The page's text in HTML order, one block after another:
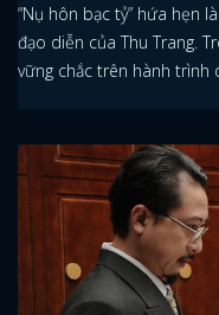
“Nụ hôn bạc tỷ” hứa hẹn
đạo diễn của Thu Trang.
vững chắc trên hành trình